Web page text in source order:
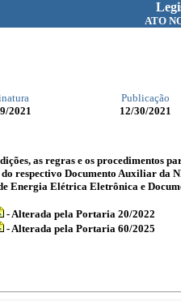
ATO
Publicação
2021 12/30/2021
as regras e os procedimentos
respectivo Documento Auxiliar da
Energia Elétrica Eletrônica e
- Alterada pela Portaria 20/2022
- Alterada pela Portaria 60/2025